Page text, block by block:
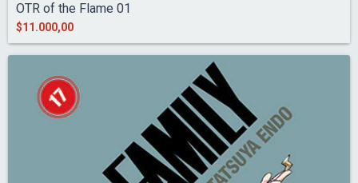
OTR of the Flame 01
$11.000,00